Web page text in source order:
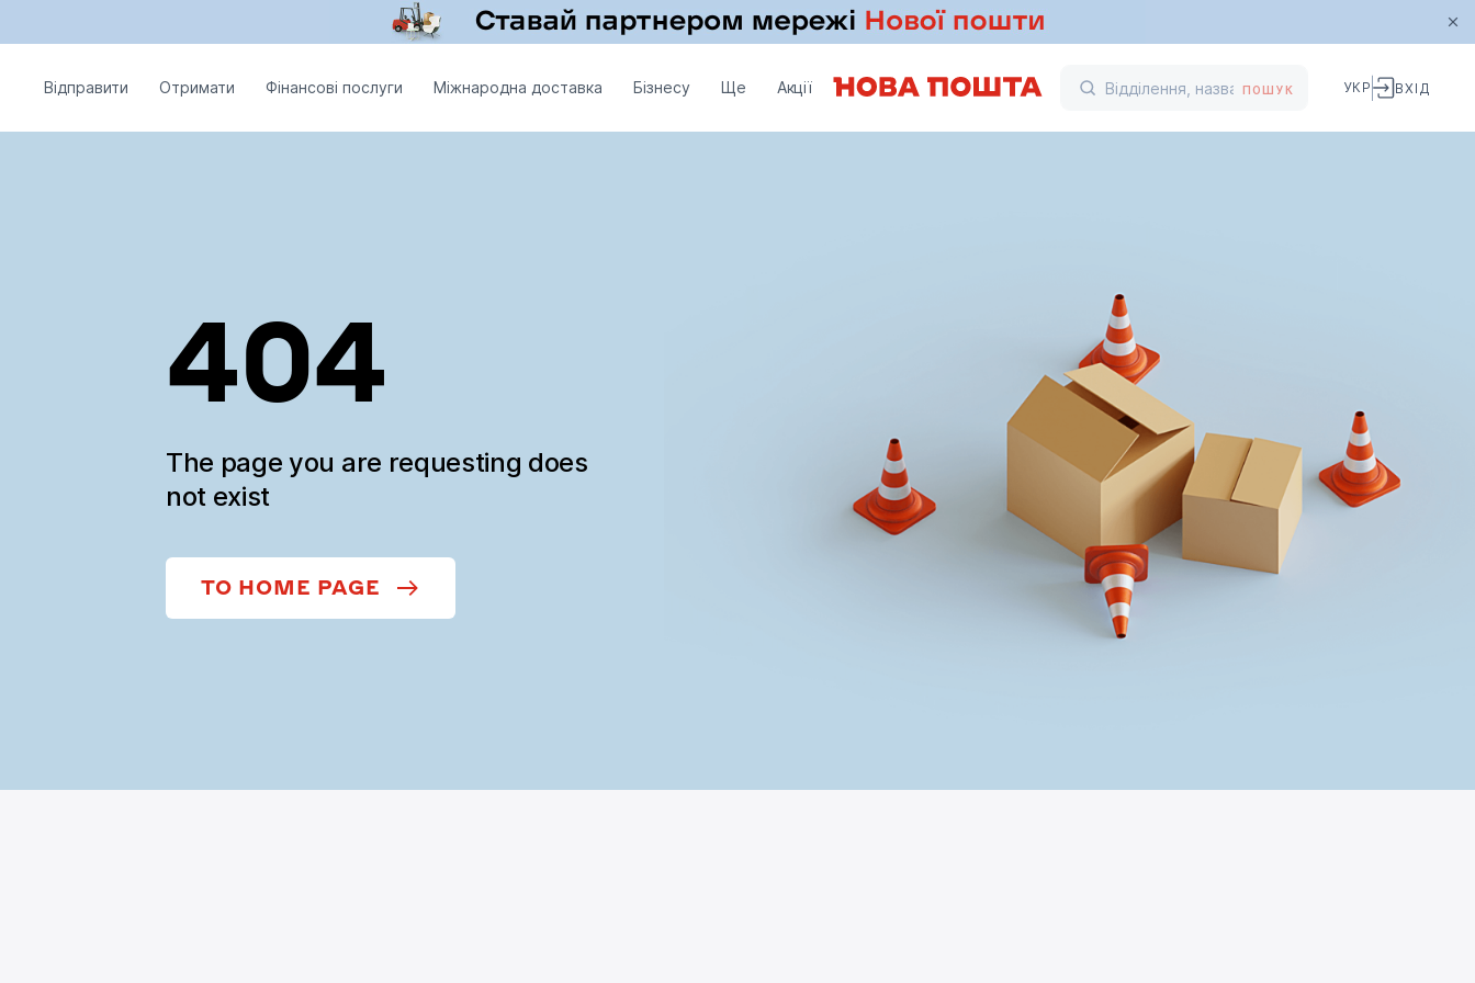
Відправити Отримати Фінансові послуги Міжнародна доставка Бізнесу Ще Акції ПОШУК УКР ВХІД
404
The page you are requesting does
not exist
TO HOME PAGE